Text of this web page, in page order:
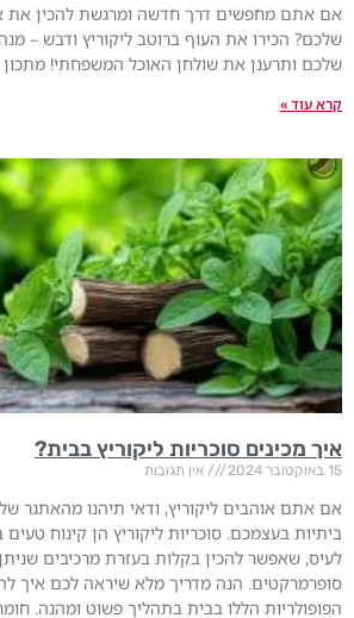
אם אתם מחפשים דרך חדשה ומרגשת להכין את
שלכם? הכירו את העוף ברוטב ליקוריץ ודבש –
שלכם ותרענן את שולחן האוכל המשפחתי!
קרא עוד »
איך מכינים סוכריות ליקוריץ בבית?
15 באוקטובר 2024 אין תגובות
אם אתם אוהבים ליקוריץ, ודאי תיהנו מהאתגר של
ביתיות בעצמכם. סוכריות ליקוריץ הן קינוח
לעיס, שאפשר להכין בקלות בעזרת מרכיבים
סופרמרקטים. הנה מדריך מלא שיראה לכם איך